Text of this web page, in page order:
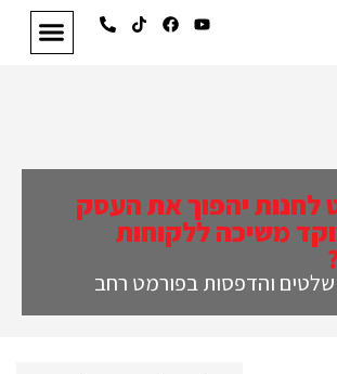
לחנות יהפוך את העסק
משיכה ללקוחות
שלטים והדפסות בפורמט רחב